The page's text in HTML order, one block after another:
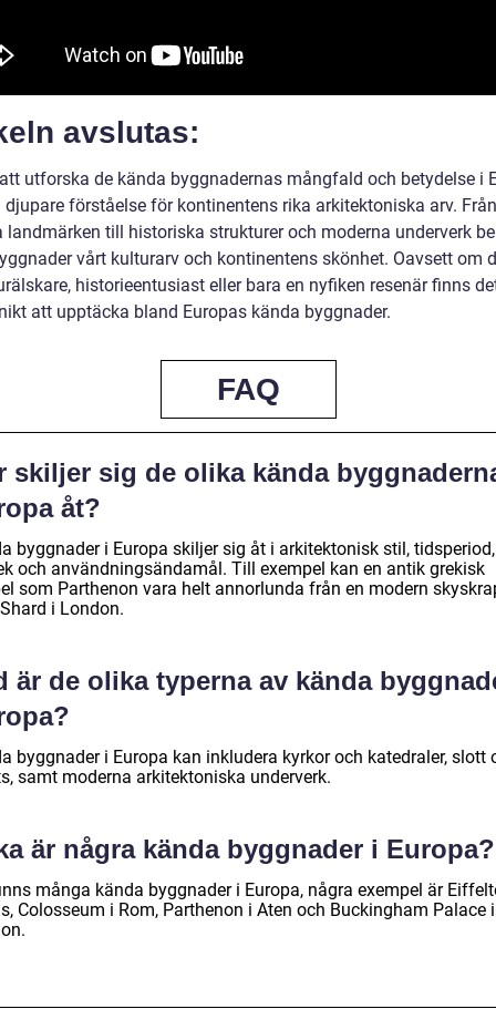
avslutas:
utforska de kända byggnadernas mångfald och betydelse i
djupare förståelse för kontinentens rika arkitektoniska arv. Från
landmärken till historiska strukturer och moderna underverk
vårt kulturarv och kontinentens skönhet. Oavsett om
historieentusiast eller bara en nyfiken resenär finns
att upptäcka bland Europas kända byggnader.
FAQ
skiljer sig de olika kända
åt?
byggnader i Europa skiljer sig åt i arkitektonisk stil, tidsperiod,
och användningsändamål. Till exempel kan en antik grekisk
som Parthenon vara helt annorlunda från en modern
i London.
är de olika typerna av kända
byggnader i Europa kan inkludera kyrkor och katedraler, slott
samt moderna arkitektoniska underverk.
är några kända byggnader i Europa?
många kända byggnader i Europa, några exempel är
Colosseum i Rom, Parthenon i Aten och Buckingham Palace i